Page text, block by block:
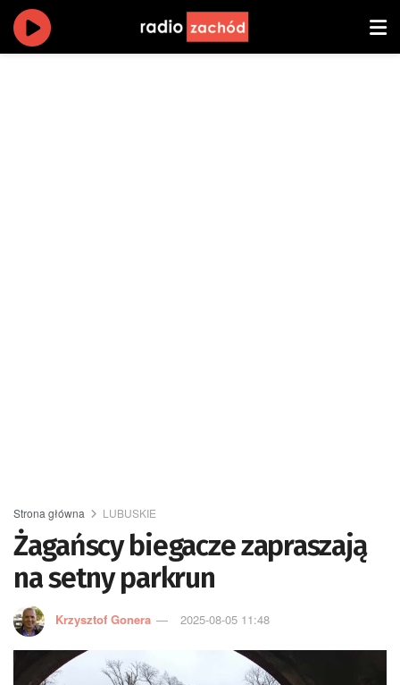
Strona główna LUBUSKIE
Żagańscy biegacze zapraszają
na setny parkrun
Krzysztof Gonera 2025-08-05 11:48